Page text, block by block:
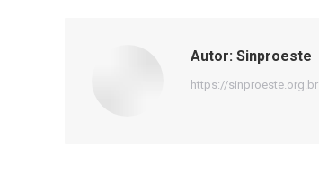
Autor: Sinproeste
https://sinproeste.org.br